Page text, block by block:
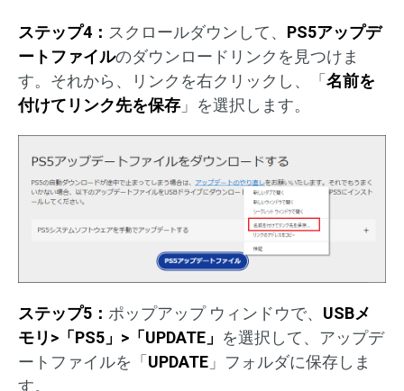
ステップ4： スクロールダウンして、 PS5アップデ
ートファイルのダウンロードリンクを見つけま
す。それから、リンクを右クリックし、「名前を
付けてリンク先を保存 」を選択します。
ステップ5： ポップアップ ウィンドウで、 USBメ
モリ>「PS5」>「UPDATE」 を選択して、アップデ
ートファイルを「 UPDATE 」フォルダに保存しま
す。